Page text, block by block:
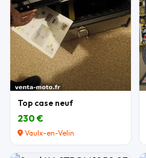
Top case neuf
230 €
Vaulx-en-Velin